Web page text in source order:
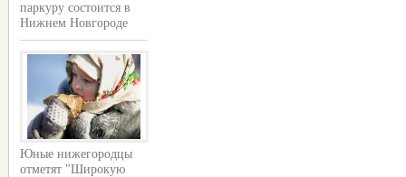
паркуру состоится в
Нижнем Новгороде
Юные нижегородцы
отметят "Широкую